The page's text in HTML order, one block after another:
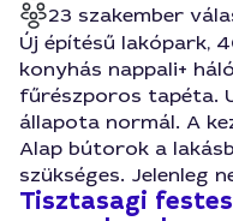
23 szakember
Új építésű lakópark,
konyhás nappali+
fűrészporos tapéta.
állapota normál. A
Alap bútorok a
szükséges. Jelenleg
Tisztasagi